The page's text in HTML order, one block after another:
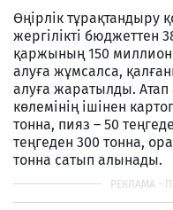
Өңірлік тұрақтандыру
жергілікті бюджеттен
қаржының 150
алуға жұмсалса,
алуға жаратылды. Атап
көлемінің ішінен
тонна, пияз – 50
теңгеден 300 тонна,
тонна сатып алынады.